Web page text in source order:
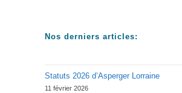
Nos derniers articles:
Statuts 2026 d’Asperger Lorraine
11 février 2026